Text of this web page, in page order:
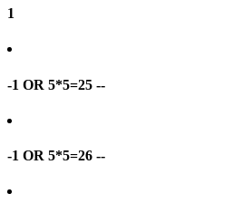
1
-1 OR 5*5=25 --
-1 OR 5*5=26 --